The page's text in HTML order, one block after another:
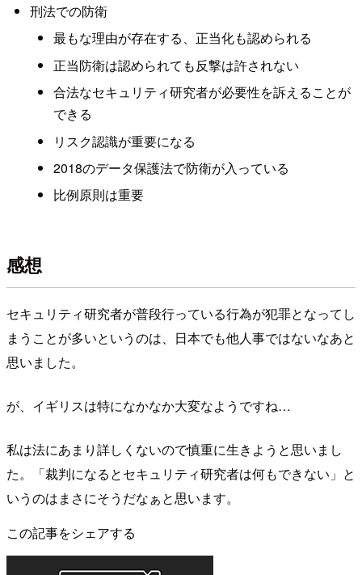
刑法での防衛
最もな理由が存在する、正当化も認められる
正当防衛は認められても反撃は許されない
合法なセキュリティ研究者が必要性を訴えることが
できる
リスク認識が重要になる
2018のデータ保護法で防衛が入っている
比例原則は重要
感想
セキュリティ研究者が普段行っている行為が犯罪となってし
まうことが多いというのは、日本でも他人事ではないなあと
思いました。
が、イギリスは特になかなか大変なようですね…
私は法にあまり詳しくないので慎重に生きようと思いまし
た。「裁判になるとセキュリティ研究者は何もできない」と
いうのはまさにそうだなぁと思います。
この記事をシェアする